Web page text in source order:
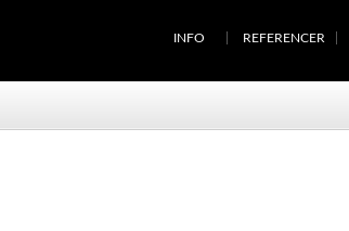
INFO REFERENCER